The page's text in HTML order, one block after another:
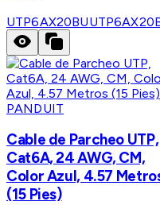
UTP6AX20BU
PANDUIT
Cable de Parcheo UTP,
Cat6A, 24 AWG, CM,
Color Azul, 4.57
(15 Pies)